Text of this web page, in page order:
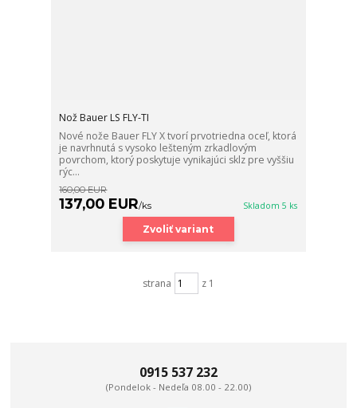
Nož Bauer LS FLY-TI
Nové nože Bauer FLY X tvorí prvotriedna oceľ, ktorá
je navrhnutá s vysoko lešteným zrkadlovým
povrchom, ktorý poskytuje vynikajúci sklz pre vyššiu
rýc...
160,00 EUR
137,00 EUR/ks Skladom 5 ks
Zvoliť variant
strana z 1
0915 537 232
(Pondelok - Nedeľa 08.00 - 22.00)